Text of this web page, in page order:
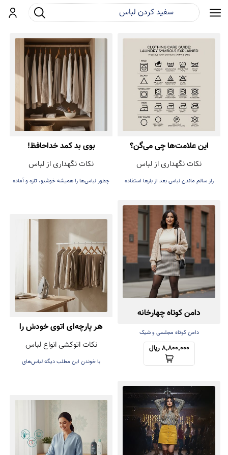
ورودجست و جو
این علامت‌ها چی می‌گن؟
نکات نگهداری از لباس
راز سالم ماندن لباس بعد از بارها استفاده
بوی بد کمد خداحافظ!
نکات نگهداری از لباس
چطور لباس‌ها را همیشه خوشبو، تازه و آماده
دامن کوتاه چهارخانه
دامن کوتاه مجلسی و شیک
8,800,000 ریال
هر پارچه‌ای اتوی خودش را
دارد! راهنمای اتوکشی بدون
آسیب
نکات اتوکشی انواع لباس
با خوندن این مطلب دیگه لباس‌های